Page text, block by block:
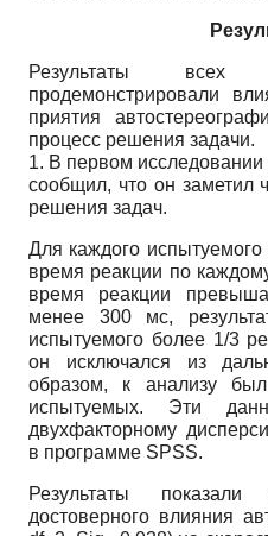
Результаты всех
продемонстрировали
приятия
процесс решения задачи.
1. В первом
сообщил, что он заметил
решения задач.
Для каждого
время реакции по
время реакции
менее 300 мс,
испытуемого более 1/3
он исключался из
образом, к анализу
испытуемых. Эти
двухфакторному
в про­грамме SPSS.
Результаты показали
достоверного влияния